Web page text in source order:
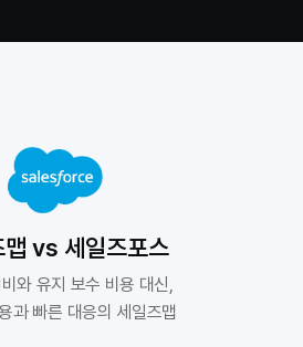
맵 vs 세일즈포스
와 유지 보수 비용 대신,
과 빠른 대응의 세일즈맵